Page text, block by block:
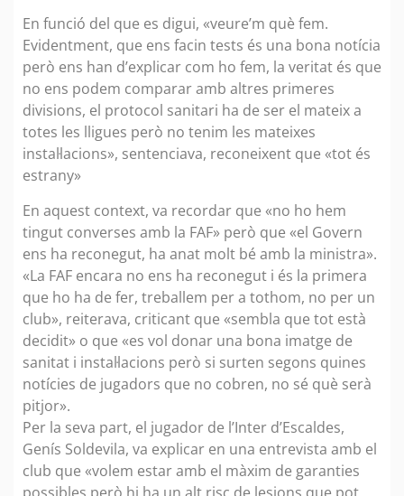
En funció del que es digui, «veure’m què fem.
Evidentment, que ens facin tests és una bona notícia
però ens han d’explicar com ho fem, la veritat és que
no ens podem comparar amb altres primeres
divisions, el protocol sanitari ha de ser el mateix a
totes les lligues però no tenim les mateixes
instal·lacions», sentenciava, reconeixent que «tot és
estrany»
En aquest context, va recordar que «no ho hem
tingut converses amb la FAF» però que «el Govern
ens ha reconegut, ha anat molt bé amb la ministra».
«La FAF encara no ens ha reconegut i és la primera
que ho ha de fer, treballem per a tothom, no per un
club», reiterava, criticant que «sembla que tot està
decidit» o que «es vol donar una bona imatge de
sanitat i instal·lacions però si surten segons quines
notícies de jugadors que no cobren, no sé què serà
pitjor».
Per la seva part, el jugador de l’Inter d’Escaldes,
Genís Soldevila, va explicar en una entrevista amb el
club que «volem estar amb el màxim de garanties